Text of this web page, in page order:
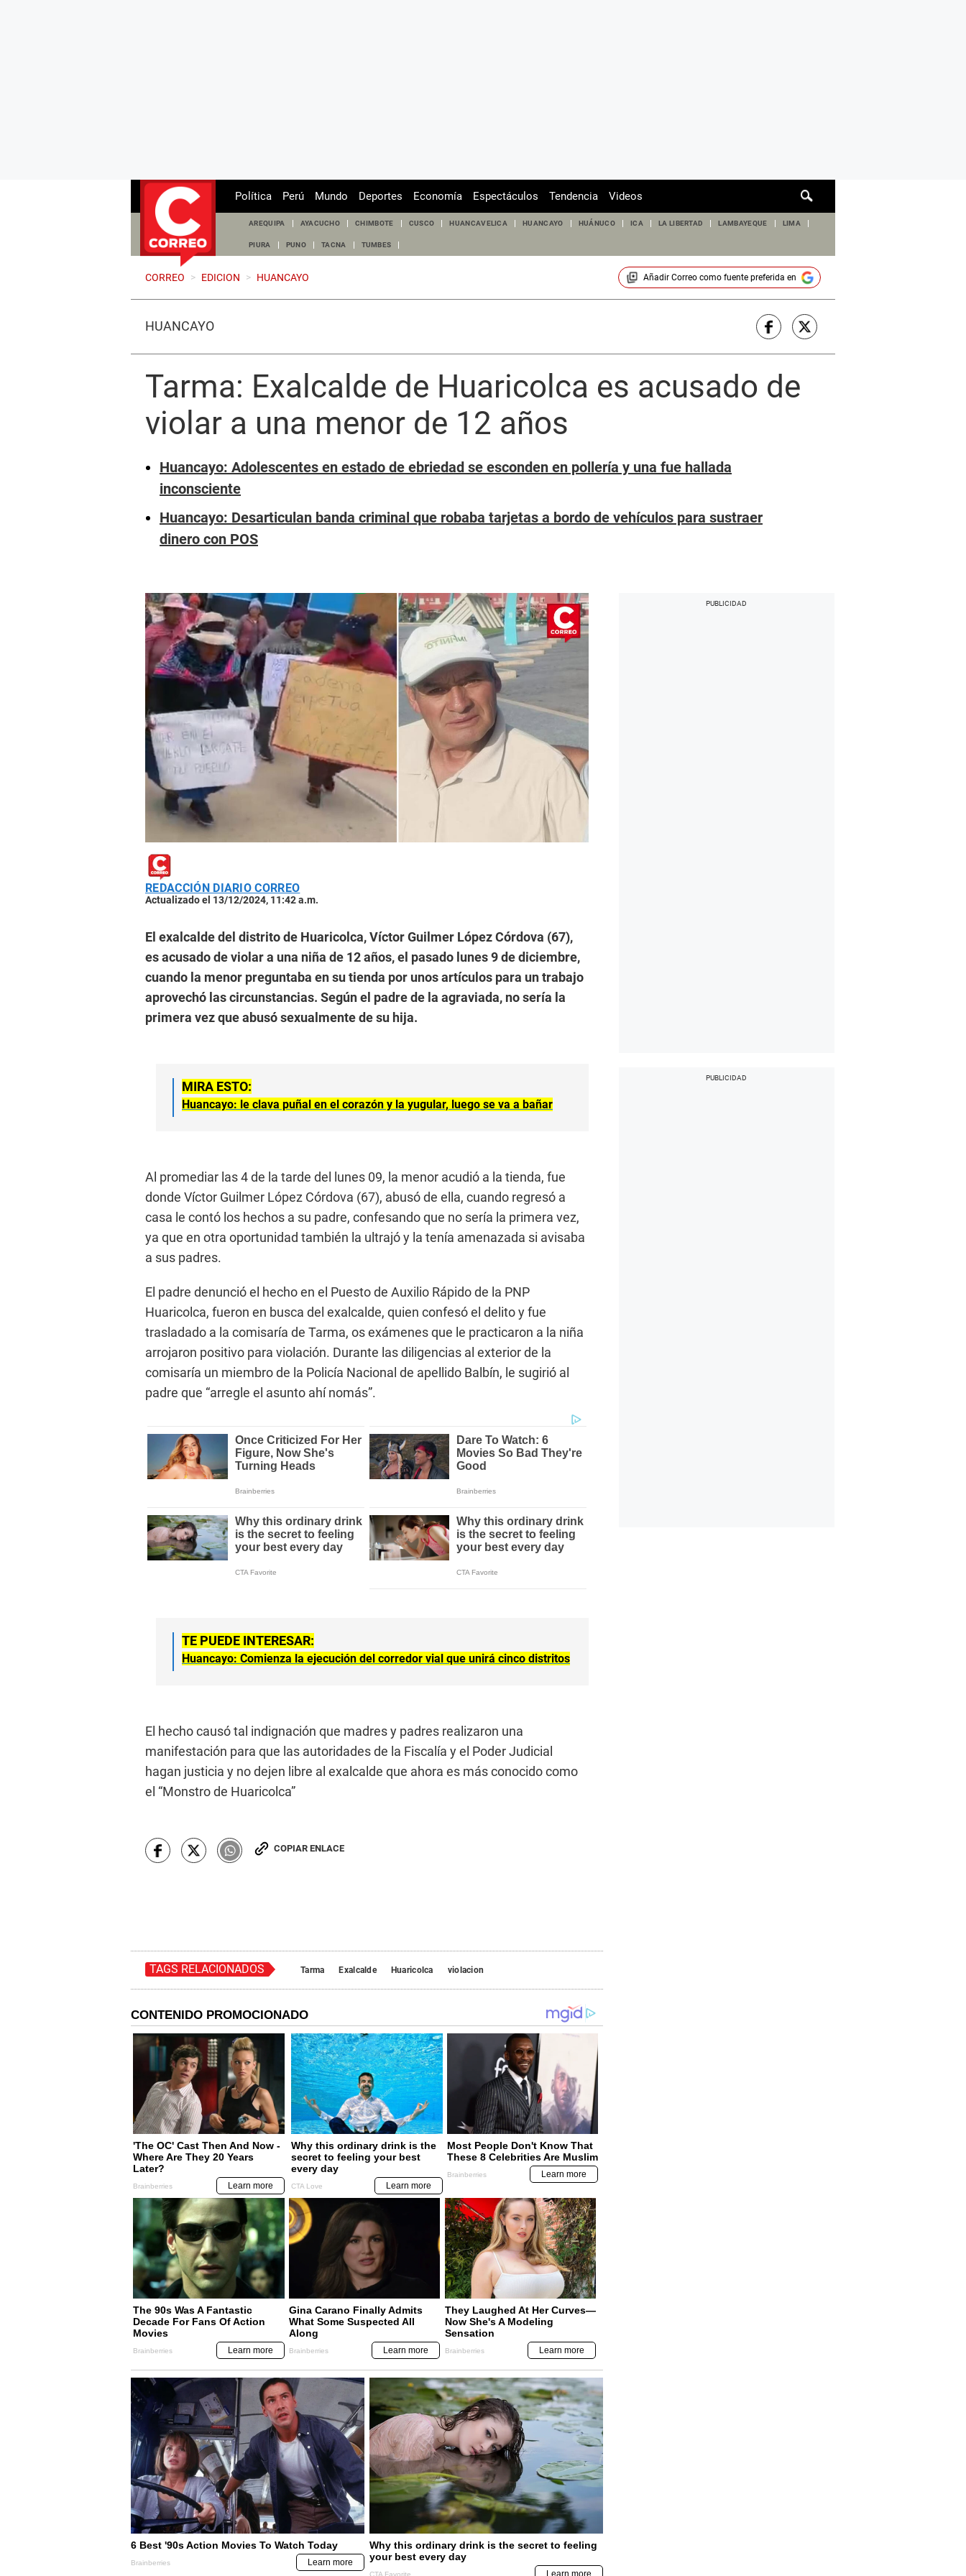
de
Política Perú Mundo Deportes Economía Espectáculos Tendencia Videos
AREQUIPA AYACUCHO CHIMBOTE CUSCO HUANCAVELICA HUANCAYO HUÁNUCO ICA LA LIBERTAD LAMBAYEQUE LIMA
PIURA PUNO TACNA TUMBES
CORREO > EDICION > HUANCAYO Añadir Correocomo fuente preferida en
HUANCAYO
Tarma: Exalcalde de Huaricolca es acusado de
violar a una menor de 12 años
Huancayo: Adolescentes en estado de ebriedad se esconden en pollería y una fue hallada
inconsciente
Huancayo: Desarticulan banda criminal que robaba tarjetas a bordo de vehículos para sustraer
dinero con POS
REDACCIÓN DIARIO CORREO
Actualizado el 13/12/2024, 11:42 a.m.
El exalcalde del distrito de Huaricolca, Víctor Guilmer López Córdova (67),
es acusado de violar a una niña de 12 años, el pasado lunes 9 de diciembre,
cuando la menor preguntaba en su tienda por unos artículos para un trabajo
aprovechó las circunstancias. Según el padre de la agraviada, no sería la
primera vez que abusó sexualmente de su hija.
MIRA ESTO:
Huancayo: le clava puñal en el corazón y la yugular, luego se va a bañar
Al promediar las 4 de la tarde del lunes 09, la menor acudió a la tienda, fue
donde Víctor Guilmer López Córdova (67), abusó de ella, cuando regresó a
casa le contó los hechos a su padre, confesando que no sería la primera vez,
ya que en otra oportunidad también la ultrajó y la tenía amenazada si avisaba
a sus padres.
El padre denunció el hecho en el Puesto de Auxilio Rápido de la PNP
Huaricolca, fueron en busca del exalcalde, quien confesó el delito y fue
trasladado a la comisaría de Tarma, os exámenes que le practicaron a la niña
arrojaron positivo para violación. Durante las diligencias al exterior de la
comisaría un miembro de la Policía Nacional de apellido Balbín, le sugirió al
padre que “arregle el asunto ahí nomás”.
TE PUEDE INTERESAR:
Huancayo: Comienza la ejecución del corredor vial que unirá cinco distritos
El hecho causó tal indignación que madres y padres realizaron una
manifestación para que las autoridades de la Fiscalía y el Poder Judicial
hagan justicia y no dejen libre al exalcalde que ahora es más conocido como
el “Monstro de Huaricolca”
COPIAR ENLACE
TAGS RELACIONADOS Tarma Exalcalde Huaricolca violacion